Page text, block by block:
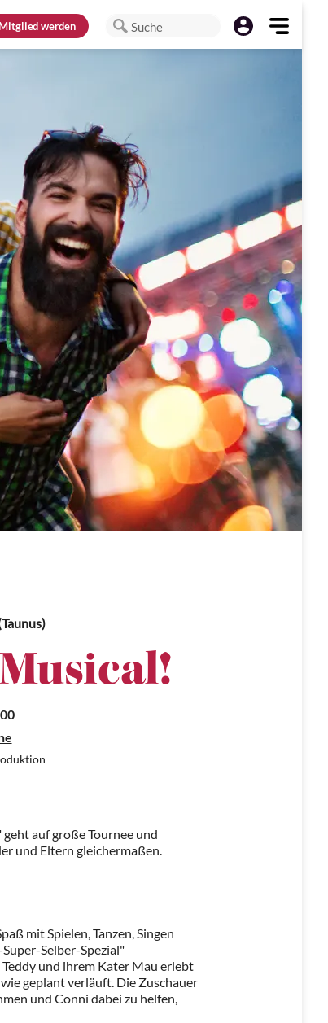
werden Suche
auf große Tournee und
und Eltern gleichermaßen.
mit Spielen, Tanzen, Singen
Selber-Spezial"
und ihrem Kater Mau erlebt
geplant verläuft. Die Zuschauer
und Conni dabei zu helfen,